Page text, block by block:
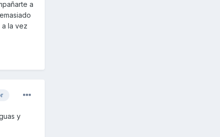
a
la vez
y